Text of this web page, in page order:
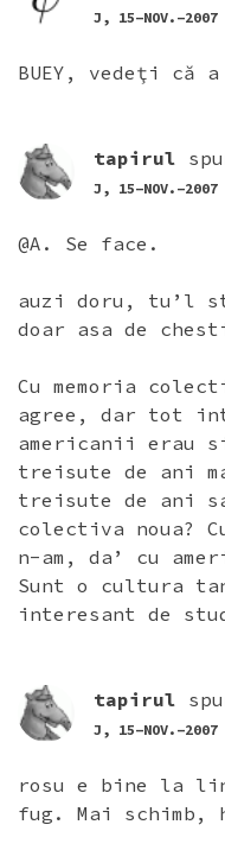
J, 15-NOV.-2007
BUEY, vedeţi că
tapirul
J, 15-NOV.-2007
@A. Se face.
auzi doru, tu’l
doar asa de
Cu memoria
agree, dar tot
americanii erau
treisute de ani
treisute de ani
colectiva noua?
n-am, da’ cu
Sunt o cultura
interesant de
tapirul
J, 15-NOV.-2007
rosu e bine la
fug. Mai schimb,